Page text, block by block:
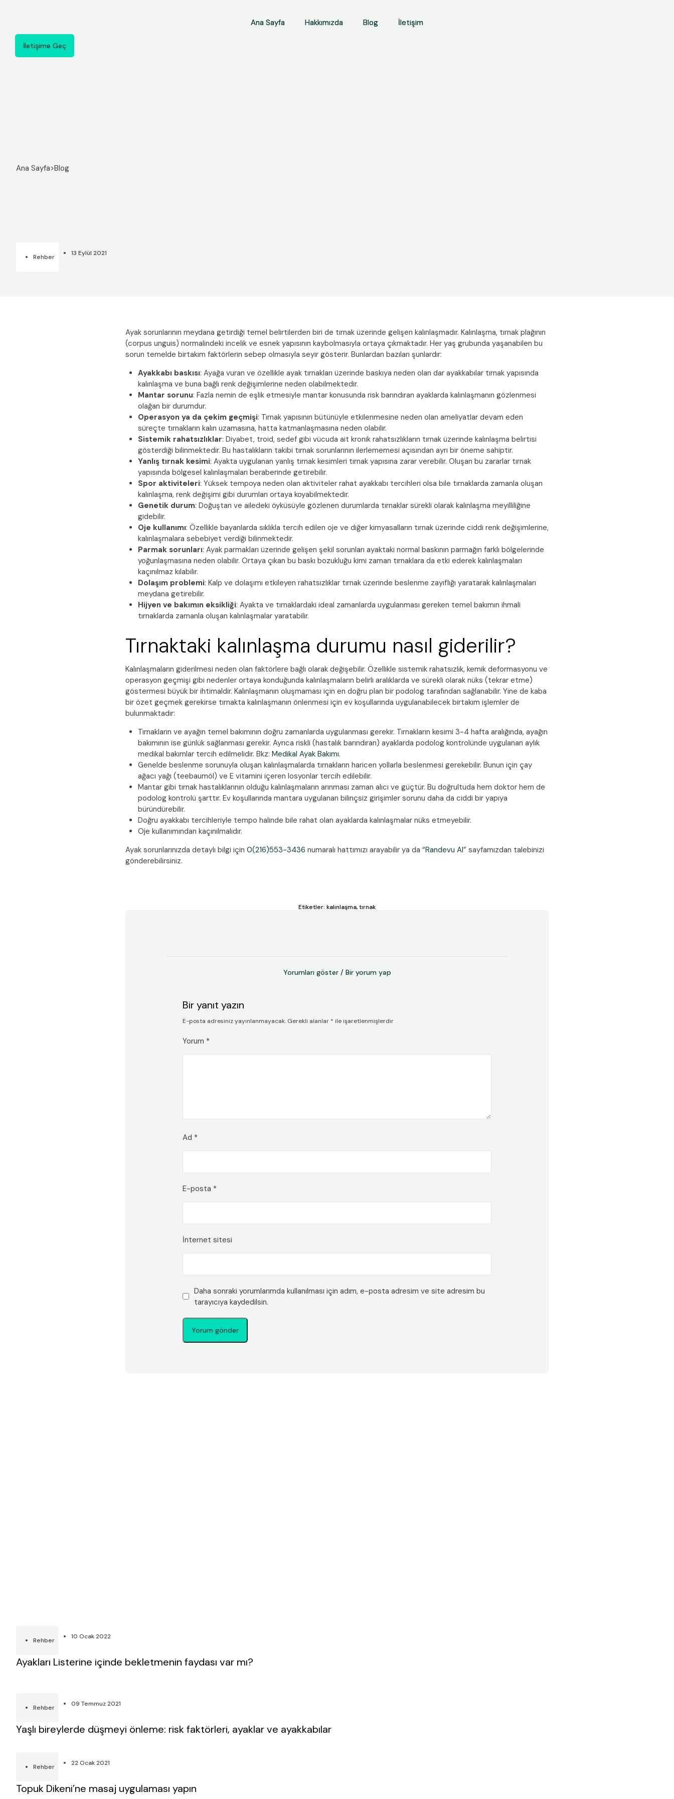
Ana Sayfa Hakkımızda Blog İletişim
İletişime Geç
Ana Sayfa Hakkımızda Blog İletişim
İletişime Geç
Ana Sayfa>Blog
Rehber 13 Eylül 2021
Ayak sorunlarının meydana getirdiği temel belirtilerden biri de tırnak üzerinde gelişen kalınlaşmadır. Kalınlaşma, tırnak plağının
(corpus unguis) normalindeki incelik ve esnek yapısının kaybolmasıyla ortaya çıkmaktadır. Her yaş grubunda yaşanabilen bu
sorun temelde birtakım faktörlerin sebep olmasıyla seyir gösterir. Bunlardan bazıları şunlardır:
Ayakkabı baskısı: Ayağa vuran ve özellikle ayak tırnakları üzerinde baskıya neden olan dar ayakkabılar tırnak yapısında
kalınlaşma ve buna bağlı renk değişimlerine neden olabilmektedir.
Mantar sorunu: Fazla nemin de eşlik etmesiyle mantar konusunda risk barındıran ayaklarda kalınlaşmanın gözlenmesi
olağan bir durumdur.
Operasyon ya da çekim geçmişi: Tırnak yapısının bütünüyle etkilenmesine neden olan ameliyatlar devam eden
süreçte tırnakların kalın uzamasına, hatta katmanlaşmasına neden olabilir.
Sistemik rahatsızlıklar: Diyabet, troid, sedef gibi vücuda ait kronik rahatsızlıkların tırnak üzerinde kalınlaşma belirtisi
gösterdiği bilinmektedir. Bu hastalıkların takibi tırnak sorunlarının ilerlememesi açısından ayrı bir öneme sahiptir.
Yanlış tırnak kesimi: Ayakta uygulanan yanlış tırnak kesimleri tırnak yapısına zarar verebilir. Oluşan bu zararlar tırnak
yapısında bölgesel kalınlaşmaları beraberinde getirebilir.
Spor aktiviteleri: Yüksek tempoya neden olan aktiviteler rahat ayakkabı tercihleri olsa bile tırnaklarda zamanla oluşan
kalınlaşma, renk değişimi gibi durumları ortaya koyabilmektedir.
Genetik durum: Doğuştan ve ailedeki öyküsüyle gözlenen durumlarda tırnaklar sürekli olarak kalınlaşma meyilliliğine
gidebilir.
Oje kullanımı: Özellikle bayanlarda sıklıkla tercih edilen oje ve diğer kimyasalların tırnak üzerinde ciddi renk değişimlerine,
kalınlaşmalara sebebiyet verdiği bilinmektedir.
Parmak sorunları: Ayak parmakları üzerinde gelişen şekil sorunları ayaktaki normal baskının parmağın farklı bölgelerinde
yoğunlaşmasına neden olabilir. Ortaya çıkan bu baskı bozukluğu kimi zaman tırnaklara da etki ederek kalınlaşmaları
kaçınılmaz kılabilir.
Dolaşım problemi: Kalp ve dolaşımı etkileyen rahatsızlıklar tırnak üzerinde beslenme zayıflığı yaratarak kalınlaşmaları
meydana getirebilir.
Hijyen ve bakımın eksikliği: Ayakta ve tırnaklardaki ideal zamanlarda uygulanması gereken temel bakımın ihmali
tırnaklarda zamanla oluşan kalınlaşmalar yaratabilir.
Tırnaktaki kalınlaşma durumu nasıl giderilir?
Kalınlaşmaların giderilmesi neden olan faktörlere bağlı olarak değişebilir. Özellikle sistemik rahatsızlık, kemik deformasyonu ve
operasyon geçmişi gibi nedenler ortaya konduğunda kalınlaşmaların belirli aralıklarda ve sürekli olarak nüks (tekrar etme)
göstermesi büyük bir ihtimaldir. Kalınlaşmanın oluşmaması için en doğru plan bir podolog tarafından sağlanabilir. Yine de kaba
bir özet geçmek gerekirse tırnakta kalınlaşmanın önlenmesi için ev koşullarında uygulanabilecek birtakım işlemler de
bulunmaktadır:
Tırnakların ve ayağın temel bakımının doğru zamanlarda uygulanması gerekir. Tırnakların kesimi 3-4 hafta aralığında, ayağın
bakımının ise günlük sağlanması gerekir. Ayrıca riskli (hastalık barındıran) ayaklarda podolog kontrolünde uygulanan aylık
medikal bakımlar tercih edilmelidir. Bkz: Medikal Ayak Bakımı.
Genelde beslenme sorunuyla oluşan kalınlaşmalarda tırnakların haricen yollarla beslenmesi gerekebilir. Bunun için çay
ağacı yağı (teebaumöl) ve E vitamini içeren losyonlar tercih edilebilir.
Mantar gibi tırnak hastalıklarının olduğu kalınlaşmaların arınması zaman alıcı ve güçtür. Bu doğrultuda hem doktor hem de
podolog kontrolü şarttır. Ev koşullarında mantara uygulanan bilinçsiz girişimler sorunu daha da ciddi bir yapıya
büründürebilir.
Doğru ayakkabı tercihleriyle tempo halinde bile rahat olan ayaklarda kalınlaşmalar nüks etmeyebilir.
Oje kullanımından kaçınılmalıdır.
Ayak sorunlarınızda detaylı bilgi için 0(216)553-3436 numaralı hattımızı arayabilir ya da “Randevu Al” sayfamızdan talebinizi
gönderebilirsiniz.
Etiketler: kalınlaşma,tırnak
Yorumları göster / Bir yorum yap
Bir yanıt yazın
E-posta adresiniz yayınlanmayacak. Gerekli alanlar * ile işaretlenmişlerdir
Yorum *
Ad *
E-posta *
İnternet sitesi
Daha sonraki yorumlarımda kullanılması için adım, e-posta adresim ve site adresim bu
tarayıcıya kaydedilsin.
Rehber 10 Ocak 2022
Ayakları Listerine içinde bekletmenin faydası var mı?
Rehber 09 Temmuz 2021
Yaşlı bireylerde düşmeyi önleme: risk faktörleri, ayaklar ve ayakkabılar
Rehber 22 Ocak 2021
Topuk Dikeni’ne masaj uygulaması yapın